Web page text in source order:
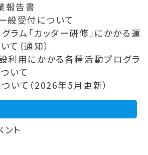
報告書
般受付について
ラム「カッター研修」にかかる運
て（通知）
利用にかかる各種活動プログラ
いて
いて（2026年5月更新）
ト